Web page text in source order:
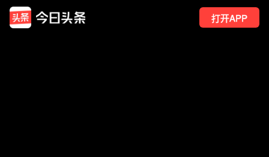
打开APP